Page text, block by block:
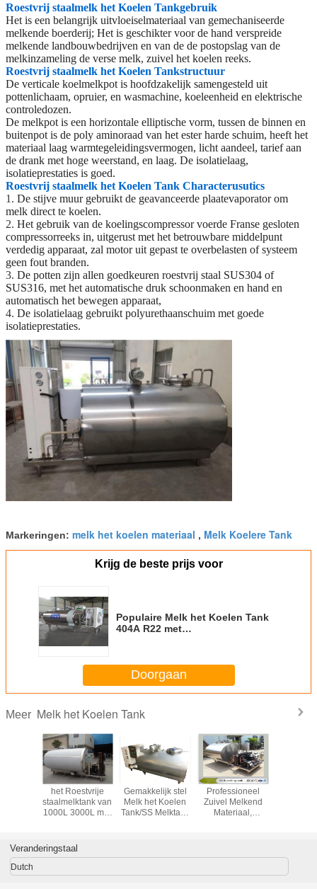
Roestvrij staalmelk het Koelen Tankgebruik
Het is een belangrijk uitvloeiselmateriaal van gemechaniseerde
melkende boerderij; Het is geschikter voor de hand verspreide
melkende landbouwbedrijven en van de de postopslag van de
melkinzameling de verse melk, zuivel het koelen reeks.
Roestvrij staalmelk het Koelen Tankstructuur
De verticale koelmelkpot is hoofdzakelijk samengesteld uit
pottenlichaam, opruier, en wasmachine, koeleenheid en elektrische
controledozen.
De melkpot is een horizontale elliptische vorm, tussen de binnen en
buitenpot is de poly aminoraad van het ester harde schuim, heeft het
materiaal laag warmtegeleidingsvermogen, licht aandeel, tarief aan
de drank met hoge weerstand, en laag. De isolatielaag,
isolatieprestaties is goed.
Roestvrij staalmelk het Koelen Tank Characterusutics
1. De stijve muur gebruikt de geavanceerde plaatevaporator om
melk direct te koelen.
2. Het gebruik van de koelingscompressor voerde Franse gesloten
compressorreeks in, uitgerust met het betrouwbare middelpunt
verdedig apparaat, zal motor uit gepast te overbelasten of systeem
geen fout branden.
3. De potten zijn allen goedkeuren roestvrij staal SUS304 of
SUS316, met het automatische druk schoonmaken en hand en
automatisch het bewegen apparaat,
4. De isolatielaag gebruikt polyurethaanschuim met goede
isolatieprestaties.
Markeringen: melk het koelen materiaal , Melk Koelere Tank
Krijg de beste prijs voor
Populaire Melk het Koelen Tank
404A R22 met
Doorgaan
Meer Melk het Koelen Tank
staal
het Roestvrije
staalmelktank van
1000L 3000L met
de
Luchtcompressor
Gemakkelijk stel
Melk het Koelen
Tank/SS Melktank
Professioneel
Zuivel Melkend
Materiaal,
Veranderingstaal
Dutch